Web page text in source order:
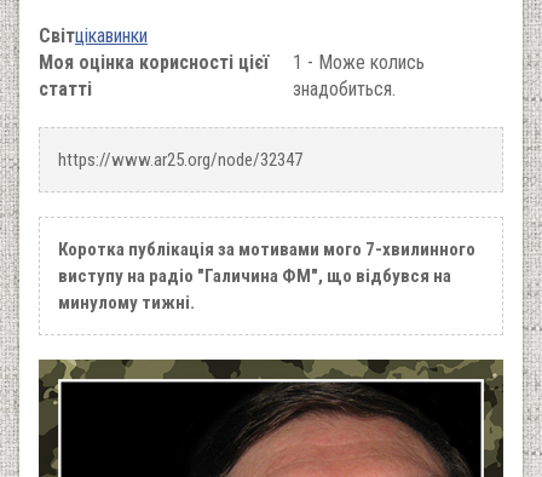
Світцікавинки
Моя оцінка корисності цієї
статті
1 - Може колись
знадобиться.
https://www.ar25.org/node/32347
Коротка публікація за мотивами мого 7-хвилинного
виступу на радіо "Галичина ФМ", що відбувся на
минулому тижні.